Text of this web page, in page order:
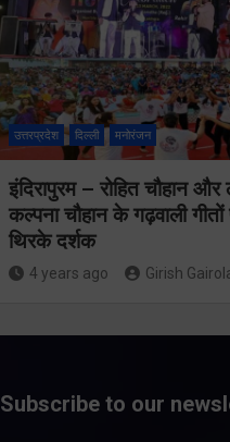
उत्तरप्रदेश दिल्ली मनोरंजन
इंदिरापुरम – रोहित चौहान और
कल्पना चौहान के गढ़वाली
थिरके दर्शक
4 years ago Girish
Subscribe to our
श्रद्धा,
सुगमता के
उत्कृष्ट
से
कांवड़
Share Now